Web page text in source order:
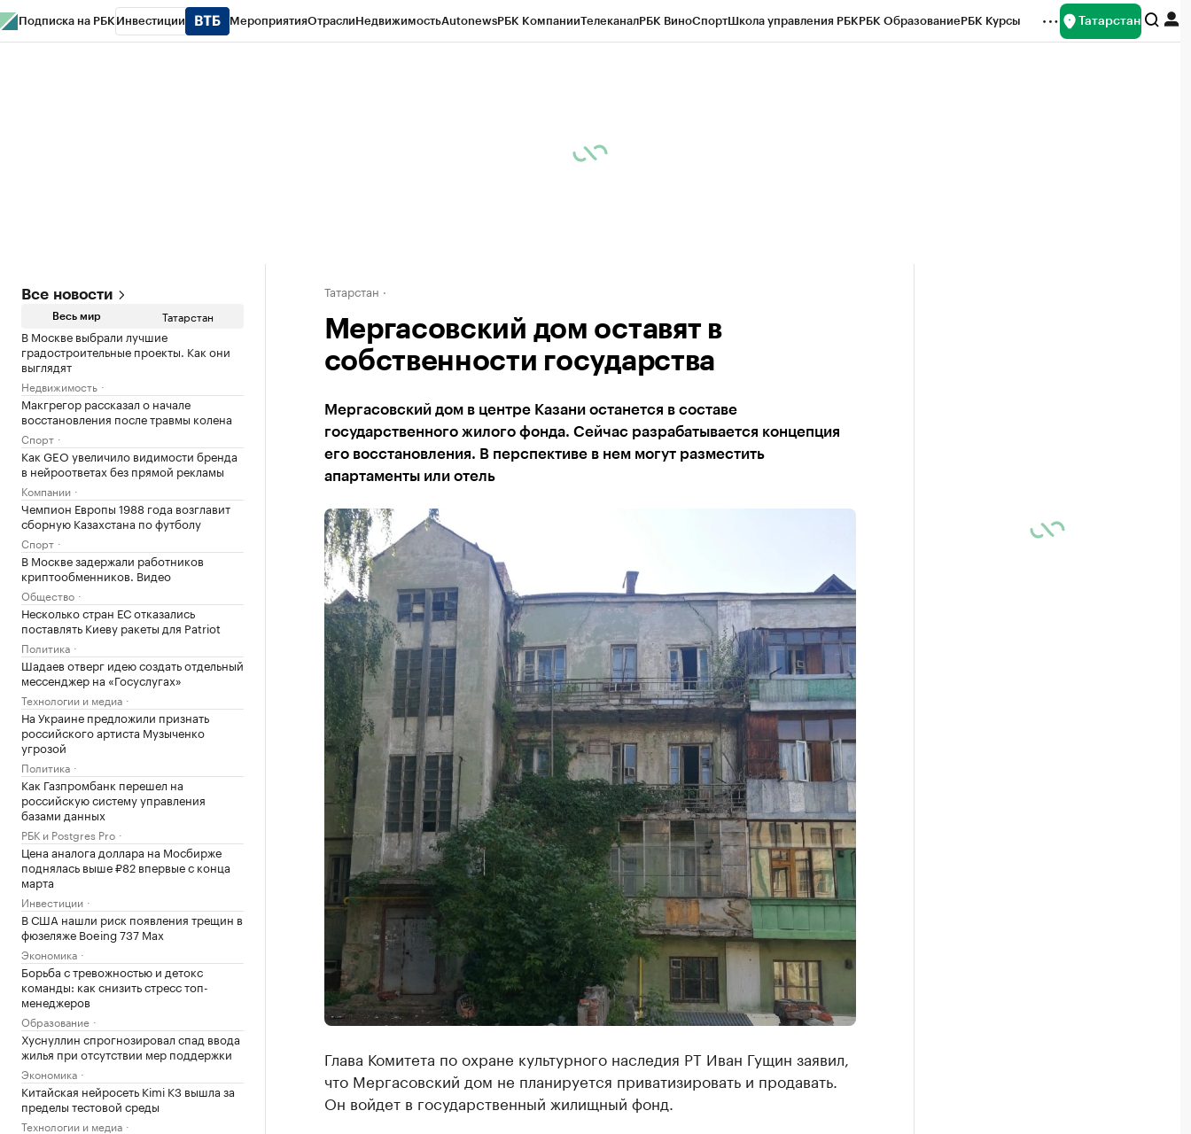
Подписка на РБК Инвестиции МероприятияОтраслиНедвижимостьAutonewsРБК КомпанииТелеканалРБК ВиноСпортШкола управления РБКРБК ОбразованиеРБК Курсы Татарстан
Все новости
Весь мир Татарстан
В Москве выбрали лучшие
градостроительные проекты. Как они
выглядят
Недвижимость
Макгрегор рассказал о начале
восстановления после травмы колена
Спорт
Как GEO увеличило видимости бренда
в нейроответах без прямой рекламы
Компании
Чемпион Европы 1988 года возглавит
сборную Казахстана по футболу
Спорт
В Москве задержали работников
криптообменников. Видео
Общество
Несколько стран ЕС отказались
поставлять Киеву ракеты для Patriot
Политика
Шадаев отверг идею создать отдельный
мессенджер на «Госуслугах»
Технологии и медиа
На Украине предложили признать
российского артиста Музыченко
угрозой
Политика
Как Газпромбанк перешел на
российскую систему управления
базами данных
РБК и Postgres Pro
Цена аналога доллара на Мосбирже
поднялась выше ₽82 впервые с конца
марта
Инвестиции
В США нашли риск появления трещин в
фюзеляже Boeing 737 Max
Экономика
Борьба с тревожностью и детокс
команды: как снизить стресс топ-
менеджеров
Образование
Хуснуллин спрогнозировал спад ввода
жилья при отсутствии мер поддержки
Экономика
Китайская нейросеть Kimi K3 вышла за
пределы тестовой среды
Технологии и медиа
Татарстан
Мергасовский дом оставят в
собственности государства
Мергасовский дом в центре Казани останется в составе
государственного жилого фонда. Сейчас разрабатывается концепция
его восстановления. В перспективе в нем могут разместить
апартаменты или отель
Глава Комитета по охране культурного наследия РТ Иван Гущин заявил,
что Мергасовский дом не планируется приватизировать и продавать.
Он войдет в государственный жилищный фонд.